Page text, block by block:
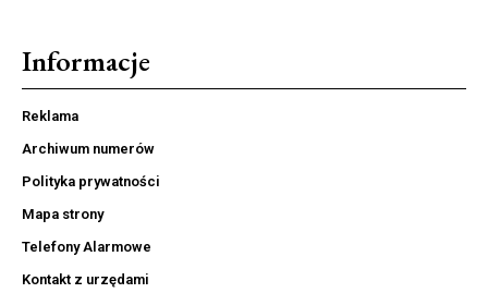
Informacje
Reklama
Archiwum numerów
Polityka prywatności
Mapa strony
Telefony Alarmowe
Kontakt z urzędami